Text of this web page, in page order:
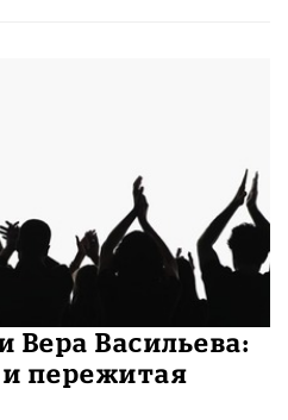
Вера Васильева:
пережитая